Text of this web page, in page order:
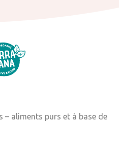
– aliments purs et à base de